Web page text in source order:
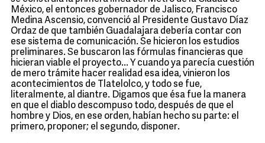
México, el entonces gobernador de Jalisco, Francisco
Medina Ascensio, convenció al Presidente Gustavo Díaz
Ordaz de que también Guadalajara debería contar con
ese sistema de comunicación. Se hicieron los estudios
preliminares. Se buscaron las fórmulas financieras que
hicieran viable el proyecto... Y cuando ya parecía cuestión
de mero trámite hacer realidad esa idea, vinieron los
acontecimientos de Tlatelolco, y todo se fue,
literalmente, al diantre. Digamos que ésa fue la manera
en que el diablo descompuso todo, después de que el
hombre y Dios, en ese orden, habían hecho su parte: el
primero, proponer; el segundo, disponer.